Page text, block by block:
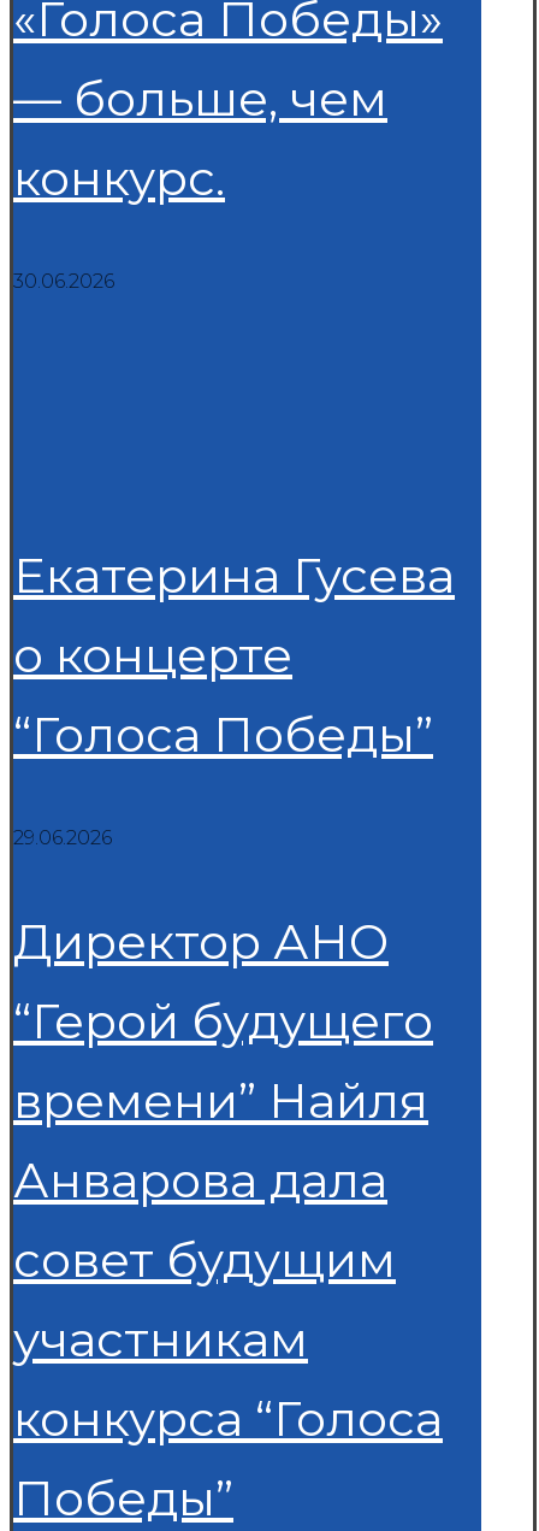
«Голоса Победы»
— больше, чем
конкурс.
30.06.2026
Екатерина Гусева
о концерте
“Голоса Победы”
29.06.2026
Директор АНО
“Герой будущего
времени” Найля
Анварова дала
совет будущим
участникам
конкурса “Голоса
Победы”